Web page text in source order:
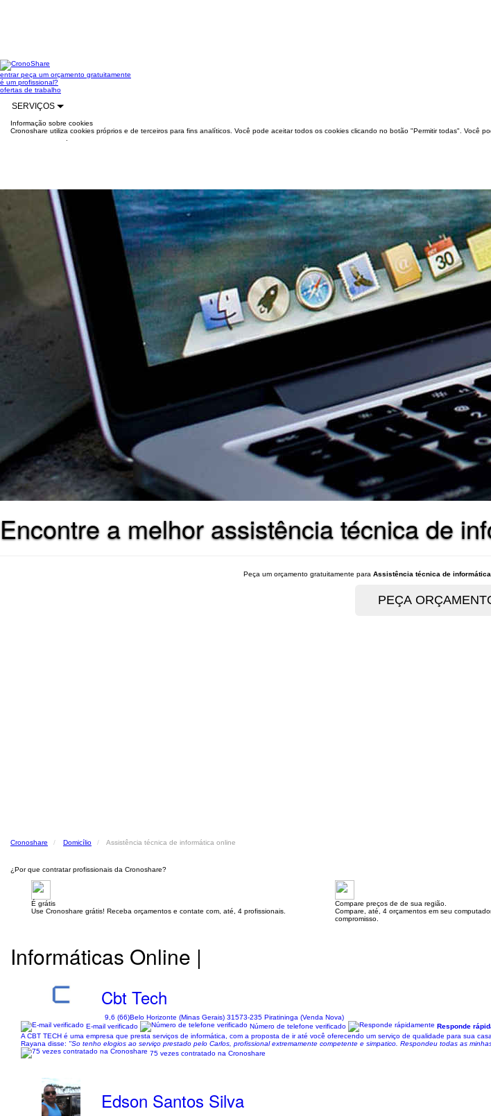
entrarpeça um orçamento gratuitamente
é um profissional?
ofertas de trabalho
SERVIÇOS
Informação sobre cookies
Cronoshare utiliza cookies próprios e de terceiros para fins analíticos. Você pode aceitar todos os cookies clicando no botão "Permitir todas". Você
Encontre a melhor assistência técnica de
Peça um orçamento gratuitamente para Assistência técnica de
Cronoshare Domicílio Assistência técnica de informática online
¿Por que contratar profissionais da Cronoshare?
É grátis
Use Cronoshare grátis! Receba orçamentos e contate com, até, 4 profissionais.
Compare preços de de sua região.
Compare, até, 4 orçamentos em seu
compromisso.
Informáticas Online |
Cbt Tech
9,6 (66)Belo Horizonte (Minas Gerais) 31573-235 Piratininga (Venda Nova)
E-mail verificado
Número de telefone verificado Responde
A CBT TECH é uma empresa que presta serviços de informática, com a proposta de ir até você oferecendo um serviço de qualidade para sua
Rayana disse: "So tenho elogios ao serviço prestado pelo Carlos, profissional extremamente competente e simpatico. Respondeu todas as
75 vezes contratado na Cronoshare
Edson Santos Silva